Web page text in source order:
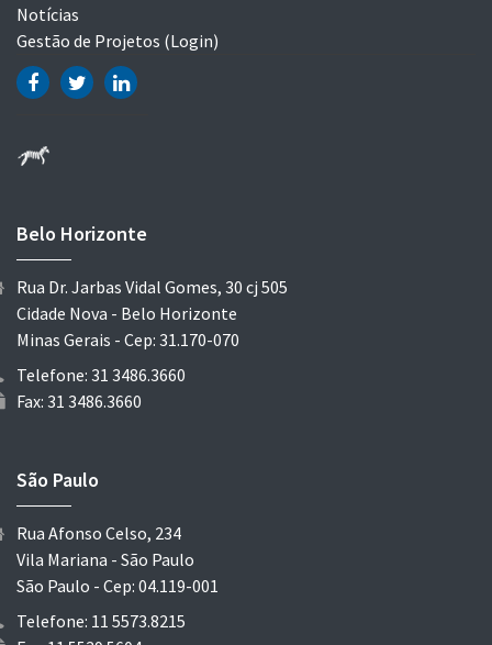
Notícias
Gestão de Projetos (Login)
Belo Horizonte
Rua Dr. Jarbas Vidal Gomes, 30 cj 505
Cidade Nova - Belo Horizonte
Minas Gerais - Cep: 31.170-070
Telefone: 31 3486.3660
Fax: 31 3486.3660
São Paulo
Rua Afonso Celso, 234
Vila Mariana - São Paulo
São Paulo - Cep: 04.119-001
Telefone: 11 5573.8215